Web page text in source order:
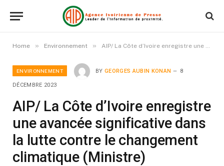
Home » Environnement » AIP/ La Côte d’Ivoire enregistre une avancée significative dans la lutte contre le changement climatique (Ministre)
ENVIRONNEMENT BY GEORGES AUBIN KONAN 8
DÉCEMBRE 2023
AIP/ La Côte d’Ivoire enregistre
une avancée significative dans
la lutte contre le changement
climatique (Ministre)